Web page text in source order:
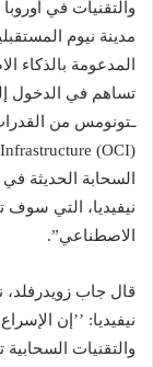
مدينة نيوم
المدعومة بالذكاء
تساهم في الدخول
السحابة الحديثة
نيفيديا، التي سوف
الاصطناعي”.
قال جاب زويدرفلد،
نيفيديا: ’’إن
والتقنيات